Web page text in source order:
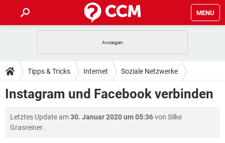
MENU
ANDROID IOS
WINDOWS 10 INSTAGRAM
FACEBOOK
TIPPS & TRICKS
SPIELE
ANDROID IOS
WINDOWS 10 INSTAGRAM
DOWNLOADS
ANDROID
FORUM
Tipps & Tricks Internet Soziale Netzwerke
Instagram und Facebook verbinden
Letztes Update am30. Januar 2020 um 05:36von Silke
Grasreiner .